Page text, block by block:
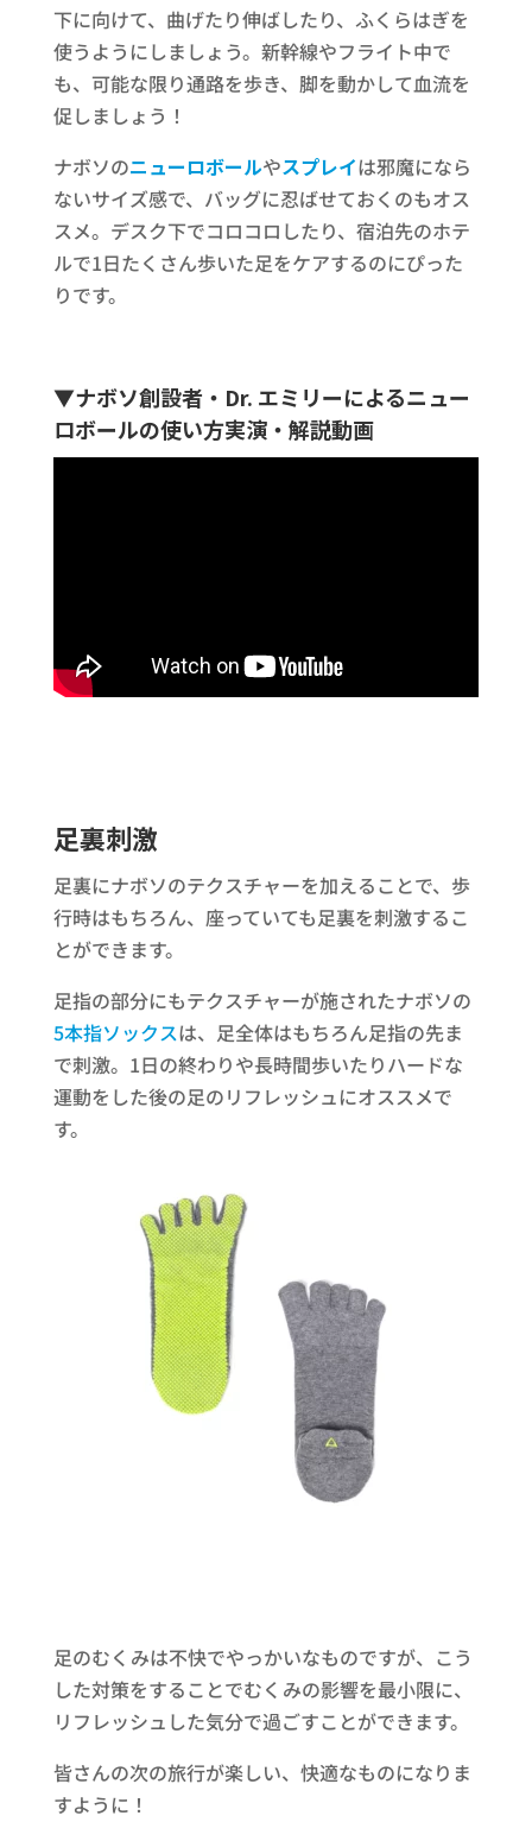
下に向けて、曲げたり伸ばしたり、ふくらはぎを
使うようにしましょう。新幹線やフライト中で
も、可能な限り通路を歩き、脚を動かして血流を
促しましょう！
ナボソのニューロボールやスプレイは邪魔になら
ないサイズ感で、バッグに忍ばせておくのもオス
スメ。デスク下でコロコロしたり、宿泊先のホテ
ルで1日たくさん歩いた足をケアするのにぴった
りです。
▼ナボソ創設者・Dr. エミリーによるニュー
ロボールの使い方実演・解説動画
足裏刺激
足裏にナボソのテクスチャーを加えることで、歩
行時はもちろん、座っていても足裏を刺激するこ
とができます。
足指の部分にもテクスチャーが施されたナボソの
5本指ソックスは、足全体はもちろん足指の先ま
で刺激。1日の終わりや長時間歩いたりハードな
運動をした後の足のリフレッシュにオススメで
す。
足のむくみは不快でやっかいなものですが、こう
した対策をすることでむくみの影響を最小限に、
リフレッシュした気分で過ごすことができます。
皆さんの次の旅行が楽しい、快適なものになりま
すように！